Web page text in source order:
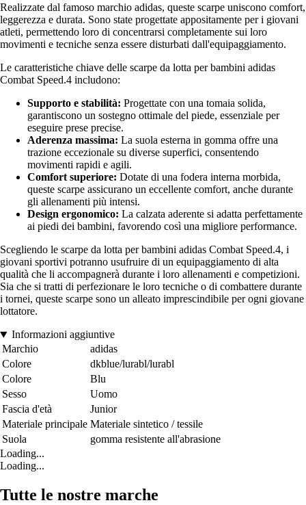
Realizzate dal famoso marchio adidas, queste scarpe uniscono comfort,
leggerezza e durata. Sono state progettate appositamente per i giovani
atleti, permettendo loro di concentrarsi completamente sui loro
movimenti e tecniche senza essere disturbati dall'equipaggiamento.
Le caratteristiche chiave delle scarpe da lotta per bambini adidas
Combat Speed.4 includono:
Supporto e stabilità: Progettate con una tomaia solida,
garantiscono un sostegno ottimale del piede, essenziale per
eseguire prese precise.
Aderenza massima: La suola esterna in gomma offre una
trazione eccezionale su diverse superfici, consentendo
movimenti rapidi e agili.
Comfort superiore: Dotate di una fodera interna morbida,
queste scarpe assicurano un eccellente comfort, anche durante
gli allenamenti più intensi.
Design ergonomico: La calzata aderente si adatta perfettamente
ai piedi dei bambini, favorendo così una migliore performance.
Scegliendo le scarpe da lotta per bambini adidas Combat Speed.4, i
giovani sportivi potranno usufruire di un equipaggiamento di alta
qualità che li accompagnerà durante i loro allenamenti e competizioni.
Sia che si tratti di perfezionare le loro tecniche o di combattere durante
i tornei, queste scarpe sono un alleato imprescindibile per ogni giovane
lottatore.
Informazioni aggiuntive
Marchio
adidas
Colore
dkblue/lurabl/lurabl
Colore
Blu
Sesso
Uomo
Fascia d'età
Junior
Materiale principale Materiale sintetico / tessile
Suola
gomma resistente all'abrasione
Loading...
Loading...
Tutte le nostre marche